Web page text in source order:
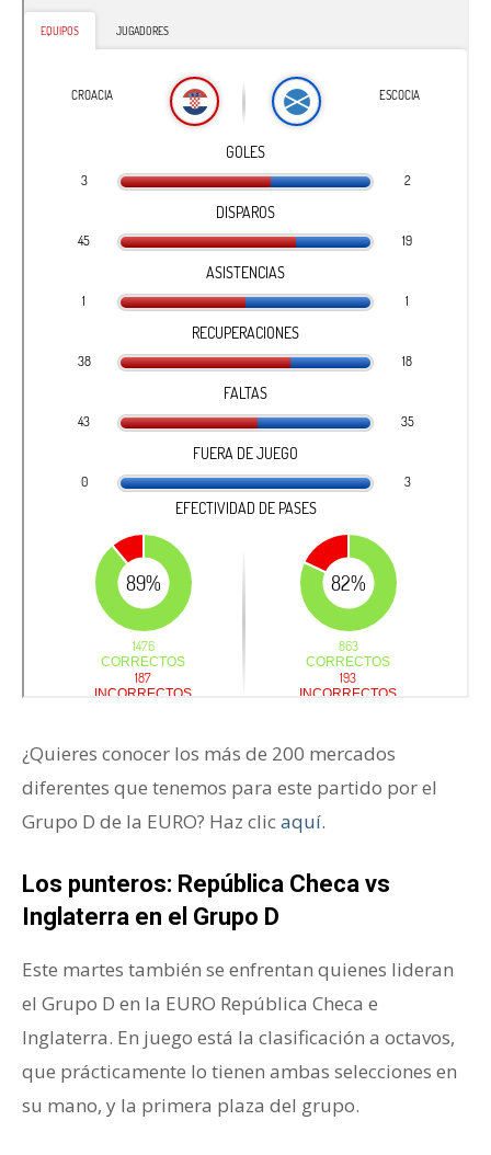
¿Quieres conocer los más de 200 mercados
diferentes que tenemos para este partido por el
Grupo D de la EURO? Haz clic aquí.
Los punteros: República Checa vs
Inglaterra en el Grupo D
Este martes también se enfrentan quienes lideran
el Grupo D en la EURO República Checa e
Inglaterra. En juego está la clasificación a octavos,
que prácticamente lo tienen ambas selecciones en
su mano, y la primera plaza del grupo.